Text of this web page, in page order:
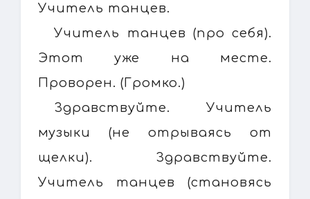
Учитель танцев.
Учитель танцев (про себя).
Этот уже на месте.
Проворен. (Громко.)
Здравствуйте. Учитель
музыки (не отрываясь от
щелки). Здравствуйте.
Учитель танцев (становясь